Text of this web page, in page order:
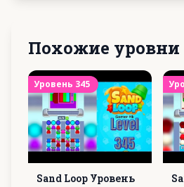
Похожие уровни
Уровень 345
Sand Loop Уровень